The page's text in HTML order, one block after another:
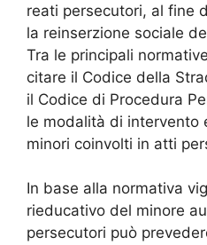
reati persecutori, al fine
la reinserzione sociale
Tra le principali
citare il Codice della
il Codice di Procedura
le modalità di intervento
minori coinvolti in atti
In base alla normativa
rieducativo del minore
persecutori può